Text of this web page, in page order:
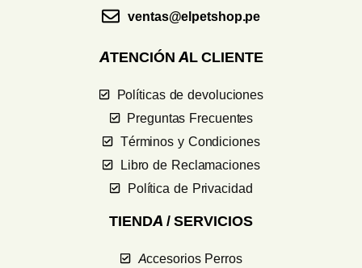
ventas@elpetshop.pe
ATENCIÓN AL CLIENTE
Políticas de devoluciones
Preguntas Frecuentes
Términos y Condiciones
Libro de Reclamaciones
Política de Privacidad
TIENDA / SERVICIOS
Accesorios Perros